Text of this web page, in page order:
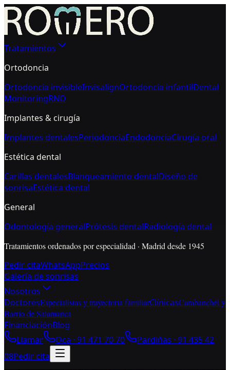
Tratamientos
Ortodoncia
Ortodoncia invisibleInvisalignOrtodoncia infantilDental
MonitoringRNO
Implantes & cirugía
Implantes dentalesPeriodonciaEndodonciaCirugía oral
Estética dental
Carillas dentalesBlanqueamiento dentalDiseño de
sonrisaEstética dental
General
Odontología generalPrótesis dentalRadiología dental
Tratamientos ordenados por especialidad · Madrid desde 1945
Pedir citaWhatsAppPrecios
Galería de sonrisas
Nosotros
DoctoresEspecialistas y trayectoria familiarClínicasCarabanchel y
Barrio de Salamanca
FinanciaciónBlog
Llamar
Oca · 91 471 70 70 Pardiñas · 91 435 42
08Pedir cita